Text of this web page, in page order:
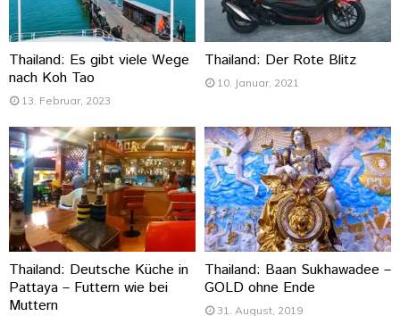
Thailand: Es gibt viele Wege
nach Koh Tao
13. Februar, 2023
Thailand: Der Rote Blitz
10. Januar, 2021
Thailand: Deutsche Küche in
Pattaya – Futtern wie bei
Muttern
Thailand: Baan Sukhawadee –
GOLD ohne Ende
31. August, 2019